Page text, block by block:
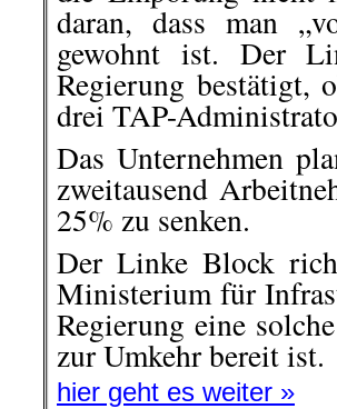
daran, dass man
gewohnt ist. Der
Regierung bestätigt,
drei TAP-
Das Unternehmen
zweitausend
25% zu senken.
Der Linke Block
Ministerium für
Regierung eine
zur Umkehr bereit ist.
hier geht es weiter »